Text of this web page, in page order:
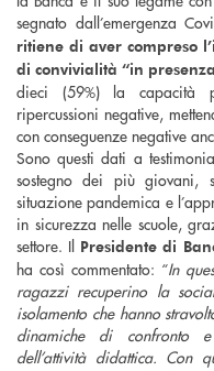
segnato dall’emergenza
ritiene di aver compreso
di convivialità “in
dieci (59%) la capacità
ripercussioni negative,
con conseguenze negative
Sono questi dati a
sostegno dei più giovani,
situazione pandemica e
in sicurezza nelle scuole,
settore. Il Presidente di
ha così commentato: “In
ragazzi recuperino la
isolamento che hanno
dinamiche di confronto
dell’attività didattica. Con